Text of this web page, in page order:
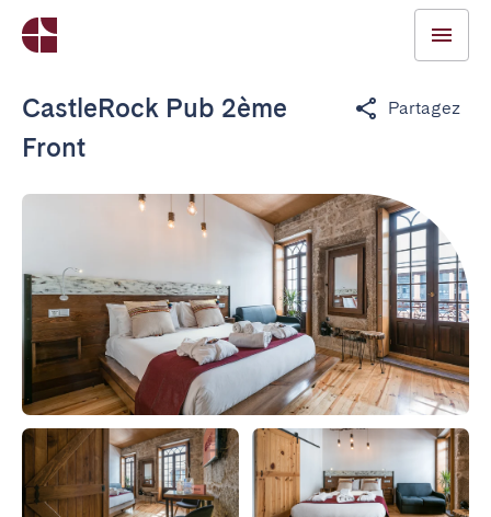
CastleRock Pub 2ème
Front
Partagez